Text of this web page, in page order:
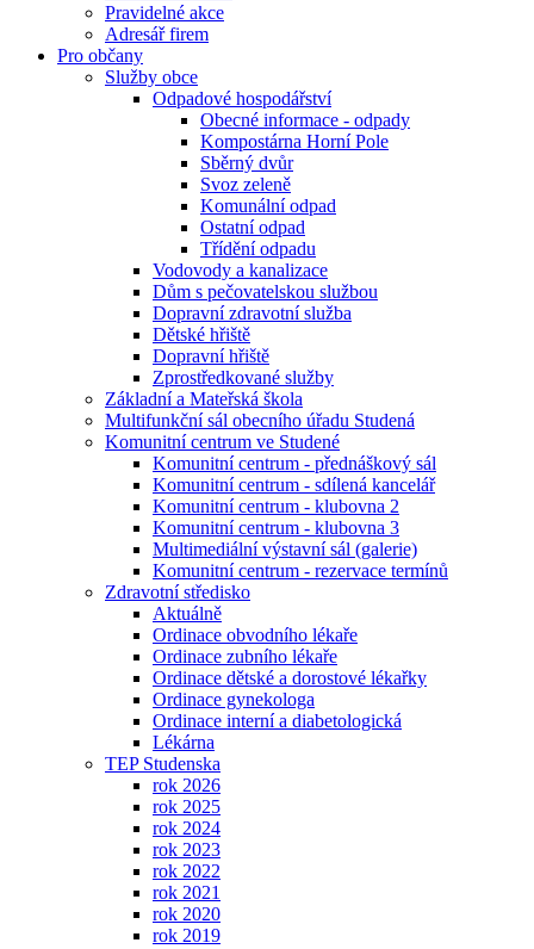
Pravidelné akce
Adresář firem
Pro občany
Služby obce
Odpadové hospodářství
Obecné informace - odpady
Kompostárna Horní Pole
Sběrný dvůr
Svoz zeleně
Komunální odpad
Ostatní odpad
Třídění odpadu
Vodovody a kanalizace
Dům s pečovatelskou službou
Dopravní zdravotní služba
Dětské hřiště
Dopravní hřiště
Zprostředkované služby
Základní a Mateřská škola
Multifunkční sál obecního úřadu Studená
Komunitní centrum ve Studené
Komunitní centrum - přednáškový sál
Komunitní centrum - sdílená kancelář
Komunitní centrum - klubovna 2
Komunitní centrum - klubovna 3
Multimediální výstavní sál (galerie)
Komunitní centrum - rezervace termínů
Zdravotní středisko
Aktuálně
Ordinace obvodního lékaře
Ordinace zubního lékaře
Ordinace dětské a dorostové lékařky
Ordinace gynekologa
Ordinace interní a diabetologická
Lékárna
TEP Studenska
rok 2026
rok 2025
rok 2024
rok 2023
rok 2022
rok 2021
rok 2020
rok 2019